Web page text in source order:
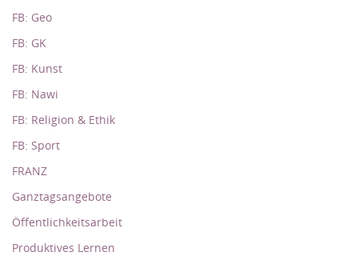
FB: Geo
FB: GK
FB: Kunst
FB: Nawi
FB: Religion & Ethik
FB: Sport
FRANZ
Ganztagsangebote
Öffentlichkeitsarbeit
Produktives Lernen